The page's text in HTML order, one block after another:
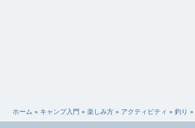
ホーム » キャンプ入門 » 楽しみ方 » アクティビティ » 釣り »